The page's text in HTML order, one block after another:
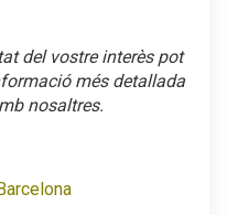
del vostre interès pot
més detallada
nosaltres.